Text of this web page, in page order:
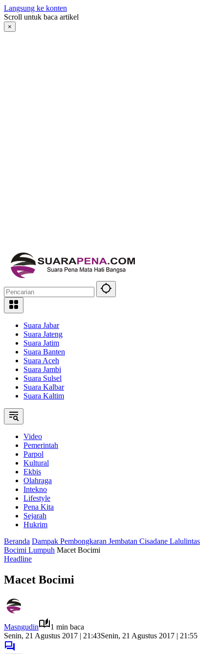
Langsung ke konten
Scroll untuk baca artikel
×
Suara Jabar
Suara Jateng
Suara Jatim
Suara Banten
Suara Aceh
Suara Jambi
Suara Sulsel
Suara Kalbar
Suara Kaltim
Video
Pemerintah
Parpol
Kultural
Ekbis
Olahraga
Intekno
Lifestyle
Pena Kita
Sejarah
Hukrim
Beranda Dampak Pembongkaran Jembatan Cisadane Lalulintas
Bocimi Lumpuh Macet Bocimi
Headline
Macet Bocimi
Masngudin
1 min baca
Senin, 21 Agustus 2017 | 21:43Senin, 21 Agustus 2017 | 21:55